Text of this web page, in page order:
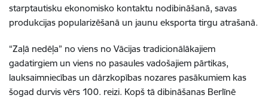
starptautisku ekonomisko kontaktu nodibināšanā, savas
produkcijas popularizēšanā un jaunu eksporta tirgu atrašanā.
“Zaļā nedēļa” no viens no Vācijas tradicionālākajiem
gadatirgiem un viens no pasaules vadošajiem pārtikas,
lauksaimniecības un dārzkopības nozares pasākumiem kas
šogad durvis vērs 100. reizi. Kopš tā dibināšanas Berlīnē